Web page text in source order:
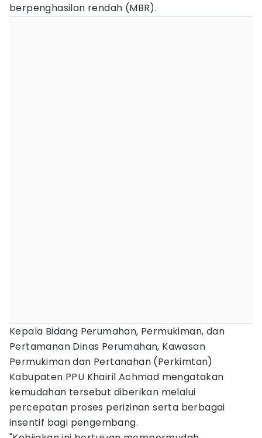
berpenghasilan rendah (MBR).
Kepala Bidang Perumahan, Permukiman, dan
Pertamanan Dinas Perumahan, Kawasan
Permukiman dan Pertanahan (Perkimtan)
Kabupaten PPU Khairil Achmad mengatakan
kemudahan tersebut diberikan melalui
percepatan proses perizinan serta berbagai
insentif bagi pengembang.